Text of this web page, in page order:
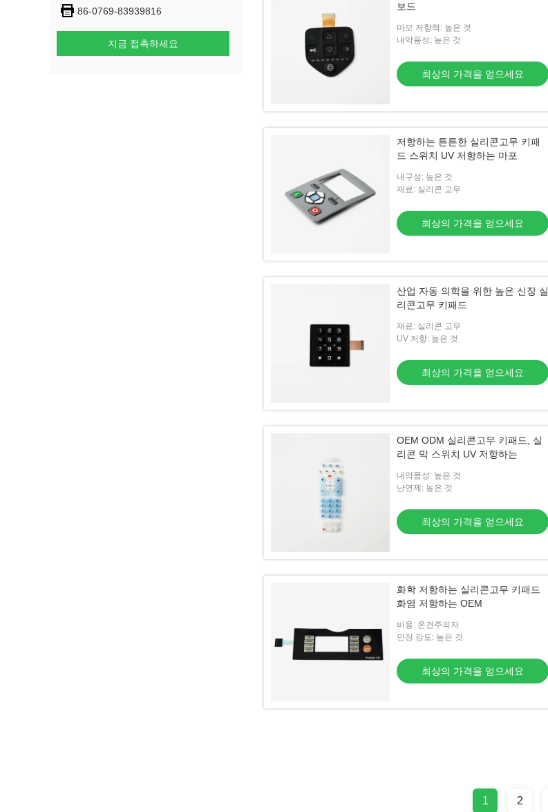
86-0769-83939816
지금 접촉하세요
보드
마모 저항력: 높은 것
내약품성: 높은 것
최상의 가격을 얻으세요
저항하는 튼튼한 실리콘고무 키패
드 스위치 UV 저항하는 마포
내구성: 높은 것
재료: 실리콘 고무
최상의 가격을 얻으세요
산업 자동 의학을 위한 높은 신장 실
리콘고무 키패드
재료: 실리콘 고무
UV 저항: 높은 것
최상의 가격을 얻으세요
OEM ODM 실리콘고무 키패드, 실
리콘 막 스위치 UV 저항하는
내약품성: 높은 것
난연제: 높은 것
최상의 가격을 얻으세요
화학 저항하는 실리콘고무 키패드
화염 저항하는 OEM
비용: 온건주의자
인장 강도: 높은 것
최상의 가격을 얻으세요
1 2